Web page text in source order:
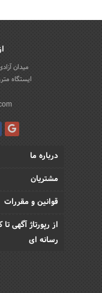
میدان
ایستگاه
درباره ما
مشتریان
قوانین و مقررات
از رپورتاژ آگهی
رسانه ای